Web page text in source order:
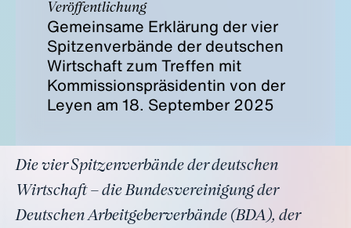
Veröffentlichung
Gemeinsame Erklärung der vier
Spitzenverbände der deutschen
Wirtschaft zum Treffen mit
Kommissionspräsidentin von der
Leyen am 18. September 2025
Die vier Spitzenverbände der deutschen
Wirtschaft – die Bundesvereinigung der
Deutschen Arbeitgeberverbände (BDA), der